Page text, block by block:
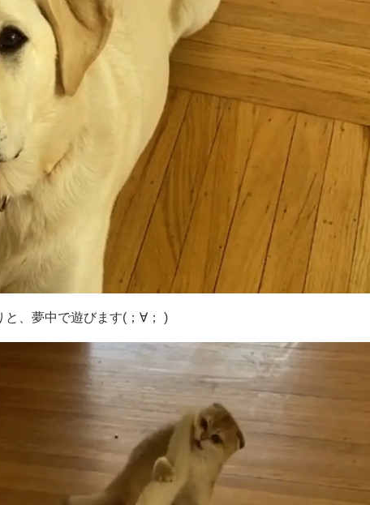
、夢中で遊びます(；∀； )